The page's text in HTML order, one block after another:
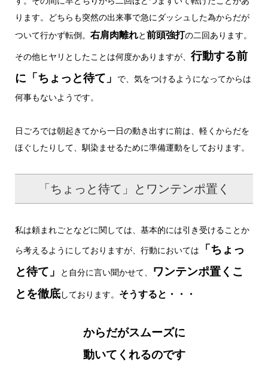
ります。どちらも突然の出来事で急にダッシュした為からだが
ついて行かず転倒。 右肩肉離れと前頭強打の二回あります。
その他ヒヤリとしたことは何度かありますが、 行動する前
に「ちょっと待て」
で、気をつけるようになってからは
何事もないようです。
日ごろでは朝起きてから一日の動き出すに前は、軽くからだを
ほぐしたりして、馴染ませるために準備運動をしております。
「ちょっと待て」とワンテンポ置く
私は頼まれごとなどに関しては、基本的には引き受けることか
ら考えるようにしておりますが、行動においては
「ちょっ
と待て」
と自分に言い聞かせて、
ワンテンポ置くこ
とを徹底しております。 そうすると・・・
からだがスムーズに
動いてくれるのです